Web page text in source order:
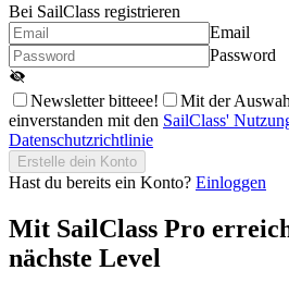
Bei SailClass registrieren
Email
Password
Newsletter bitteee!
Mit der
einverstanden mit den SailClass'
Datenschutzrichtlinie
Erstelle dein Konto
Hast du bereits ein Konto? Einloggen
Mit SailClass Pro
nächste Level